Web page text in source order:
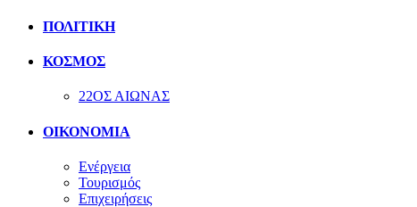
ΠΟΛΙΤΙΚΗ
ΚΟΣΜΟΣ
22ΟΣ ΑΙΩΝΑΣ
ΟΙΚΟΝΟΜΙΑ
Ενέργεια
Τουρισμός
Επιχειρήσεις